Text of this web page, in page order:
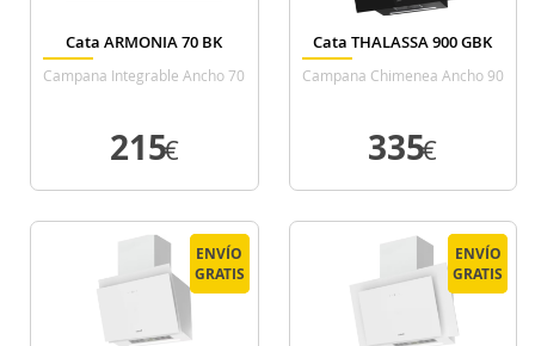
Cata ARMONIA 70 BK
Campana Integrable Ancho 70
215
€
Cata THALASSA 900 GBK
Campana Chimenea Ancho 90
335
€
ENVÍO
GRATIS
ENVÍO
GRATIS
ENVÍO
GRATIS
ENVÍO
GRATIS